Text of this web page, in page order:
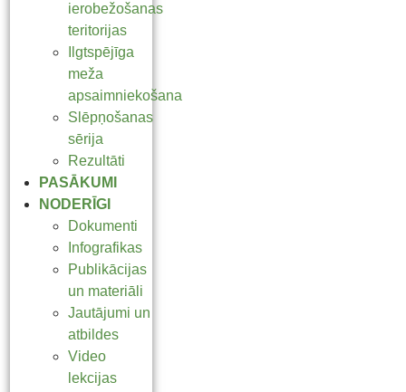
ierobežošanas
teritorijas
Ilgtspējīga
meža
apsaimniekošana
Slēpņošanas
sērija
Rezultāti
PASĀKUMI
NODERĪGI
Dokumenti
Infografikas
Publikācijas
un materiāli
Jautājumi un
atbildes
Video
lekcijas